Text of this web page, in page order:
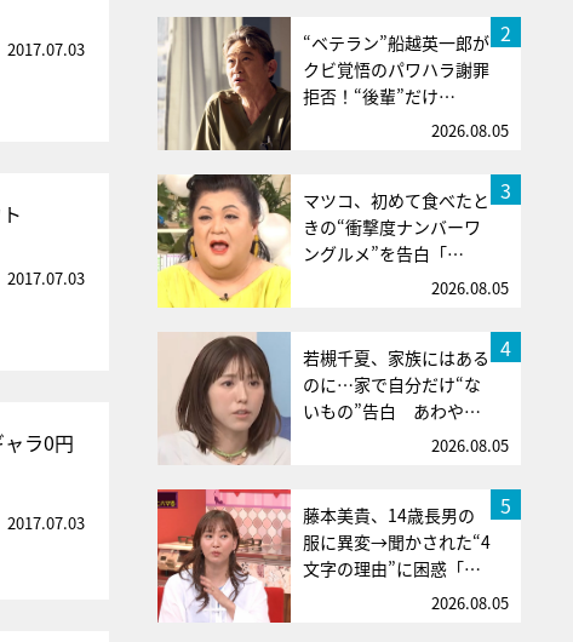
2017.07.03
2017.07.03
ラ0円
2017.07.03
2
“ベテラン”船越英一郎が
クビ覚悟のパワハラ謝罪
拒否！“後輩”だけ…
2026.08.05
3
マツコ、初めて食べたと
きの“衝撃度ナンバーワ
ングルメ”を告白「…
2026.08.05
4
若槻千夏、家族にはある
のに…家で自分だけ“な
いもの”告白 あわや…
2026.08.05
5
藤本美貴、14歳長男の
服に異変→聞かされた“4
文字の理由”に困惑「…
2026.08.05